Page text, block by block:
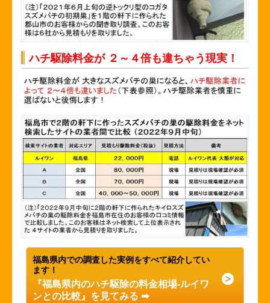
ハチ駆除料金が ２～４倍も違ちゃう現実！
福島県内での調査した実例をすべて紹介してい
ます！
『福島県内のハチ駆除の料金相場-ルイワ
ンとの比較』を見てみる ➡